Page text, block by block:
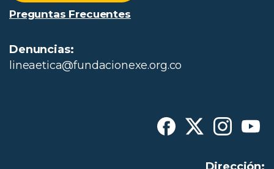
Preguntas Frecuentes
Denuncias:
lineaetica@fundacionexe.org.co